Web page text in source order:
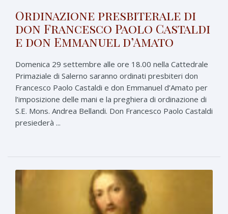
Ordinazione presbiterale di
don Francesco Paolo Castaldi
e don Emmanuel d’Amato
Domenica 29 settembre alle ore 18.00 nella Cattedrale
Primaziale di Salerno saranno ordinati presbiteri don
Francesco Paolo Castaldi e don Emmanuel d’Amato per
l’imposizione delle mani e la preghiera di ordinazione di
S.E. Mons. Andrea Bellandi. Don Francesco Paolo Castaldi
presiederà ...